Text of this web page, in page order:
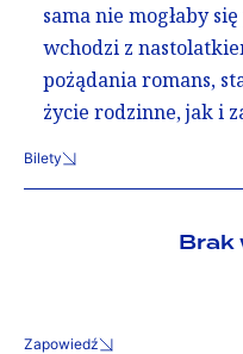
sama nie mogłaby
wchodzi z
pożądania romans,
życie rodzinne, jak i
Bilety
Brak
Zapowiedź